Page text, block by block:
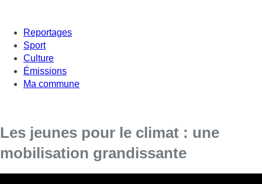
Reportages
Sport
Culture
Émissions
Ma commune
Les jeunes pour le climat : une
mobilisation grandissante